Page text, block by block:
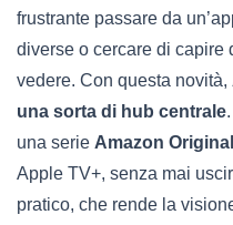
frustrante passare da
diverse o cercare di capire
vedere. Con questa novità,
una sorta di hub centrale
una serie Amazon Original
Apple TV+, senza mai
pratico, che rende la